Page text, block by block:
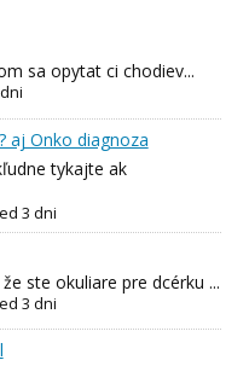
sa opytat ci chodiev...
aj Onko diagnoza
tykajte ak
3 dni
ste okuliare pre dcérku ...
3 dni